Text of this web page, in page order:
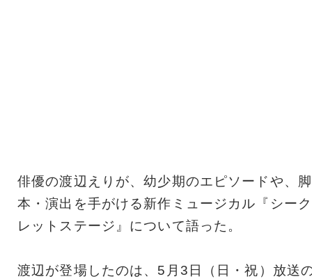
俳優の渡辺えりが、幼少期のエピソードや、脚
本・演出を手がける新作ミュージカル『シーク
レットステージ』について語った。
渡辺が登場したのは、5月3日（日・祝）放送